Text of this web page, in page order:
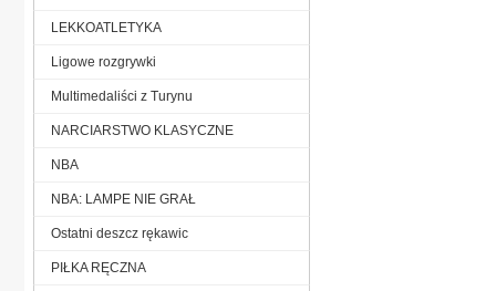
LEKKOATLETYKA
Ligowe rozgrywki
Multimedaliści z Turynu
NARCIARSTWO KLASYCZNE
NBA
NBA: LAMPE NIE GRAŁ
Ostatni deszcz rękawic
PIŁKA RĘCZNA